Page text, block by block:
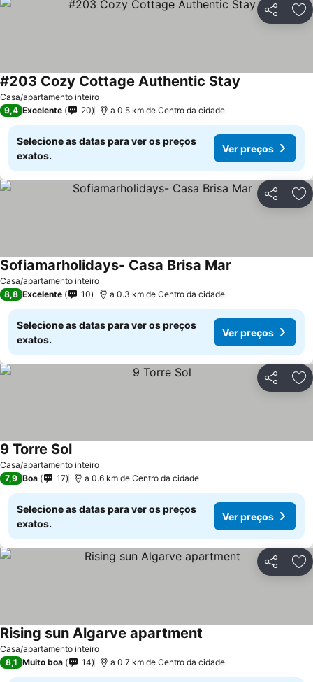
Partilhar
Casa/apartamento inteiro
#203 Cozy Cottage Authentic Stay
9,4 Excelente 20 a 0.5 km de Centro da cidade
Selecione as datas para ver os preços
exatos.
Ver preços
Partilhar
Casa/apartamento inteiro
Sofiamarholidays- Casa Brisa Mar
8,8 Excelente 10 a 0.3 km de Centro da cidade
Selecione as datas para ver os preços
exatos.
Ver preços
Partilhar
Casa/apartamento inteiro
9 Torre Sol
7,9 Boa 17 a 0.6 km de Centro da cidade
Selecione as datas para ver os preços
exatos.
Ver preços
Partilhar
Casa/apartamento inteiro
Rising sun Algarve apartment
8,1 Muito boa 14 a 0.7 km de Centro da cidade